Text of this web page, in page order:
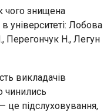
чого знищена
університеті: Лобова
Перегончук Н., Легун
викладачів
чинились
це підслуховування,